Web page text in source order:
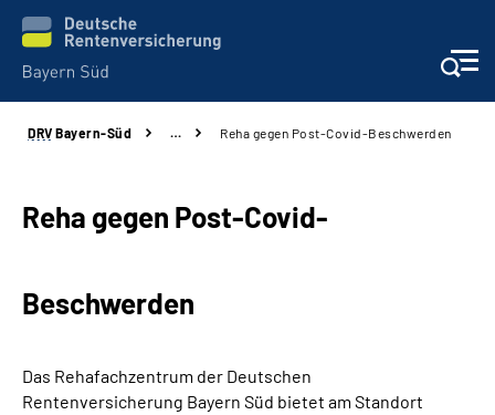
Beratung und Kontakt
Karriere
Über Uns
DRV Bayern-Süd … Reha gegen Post-Covid-Beschwerden
Reha gegen Post-Covid-
Beschwerden
Das Rehafachzentrum der Deutschen
Rentenversicherung Bayern Süd bietet am Standort